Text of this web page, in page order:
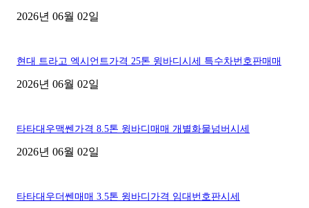
2026년 06월 02일
현대 트라고 엑시언트가격 25톤 윙바디시세 특수차번호판매매
2026년 06월 02일
타타대우맥쎈가격 8.5톤 윙바디매매 개별화물넘버시세
2026년 06월 02일
타타대우더쎈매매 3.5톤 윙바디가격 임대번호판시세